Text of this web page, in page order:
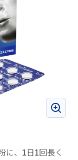
に、1日1回長く